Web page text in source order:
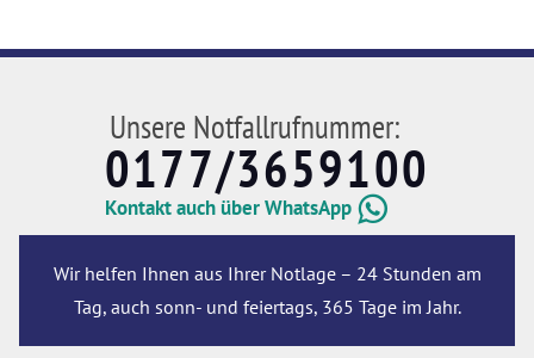
Unsere Notfallrufnummer:
0177/3659100
Kontakt auch über WhatsApp
Wir helfen Ihnen aus Ihrer Notlage – 24 Stunden am
Tag, auch sonn- und feiertags, 365 Tage im Jahr.